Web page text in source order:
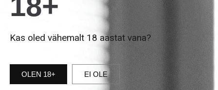
ENIM MÜÜDUD
Kas oled vähemalt 18 aastat vana?
OLEN 18+ EI OLE